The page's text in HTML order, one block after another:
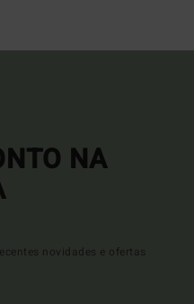
NA
novidades e ofertas